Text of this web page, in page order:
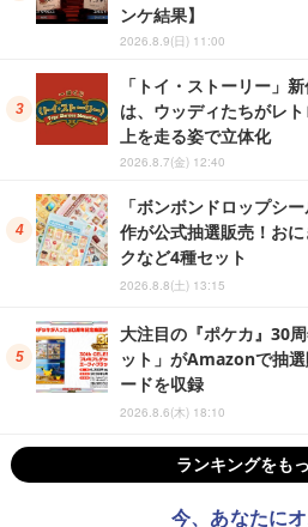
ンケ結果】
2026.8.9(日) 11:00
「トイ・ストーリー」
は、ウッディたちがレ
上を走る姿で立体化
2026.8.7(金) 12:40
「ボンボンドロップシ
作が公式抽選販売！お
クなど4種セット
2026.8.8(土) 13:15
大注目の『ポケカ』30
ット」がAmazonで抽
ードを収録
2026.8.6(木) 18:10
ランキングをも
今、あなたに